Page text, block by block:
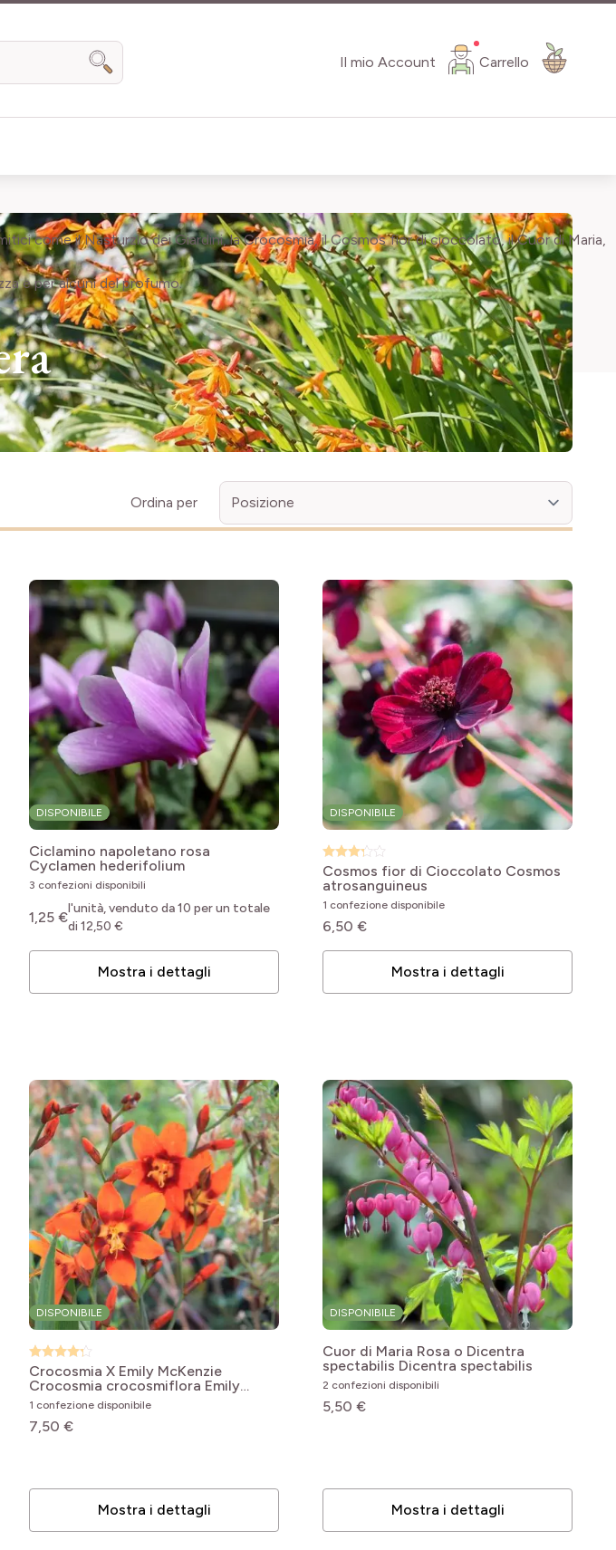
Il mio Account Carrello
Search
come il Nasturzio dei Giardini, la Crocosmia, il Cosmos fior di cioccolato, il Cuor di Maria,
e per alcuni del profumo.
Ordina per
DISPONIBILE
Ciclamino napoletano rosa
Cyclamen hederifolium
3 confezioni disponibili
1,25 €
l'unità, venduto da 10 per un totale
di 12,50 €
Mostra i dettagli
DISPONIBILE
Cosmos fior di Cioccolato Cosmos
atrosanguineus
1 confezione disponibile
6,50 €
Mostra i dettagli
DISPONIBILE
Crocosmia X Emily McKenzie
Crocosmia crocosmiflora Emily
McKenzie
1 confezione disponibile
7,50 €
Mostra i dettagli
DISPONIBILE
Cuor di Maria Rosa o Dicentra
spectabilis Dicentra spectabilis
2 confezioni disponibili
5,50 €
Mostra i dettagli